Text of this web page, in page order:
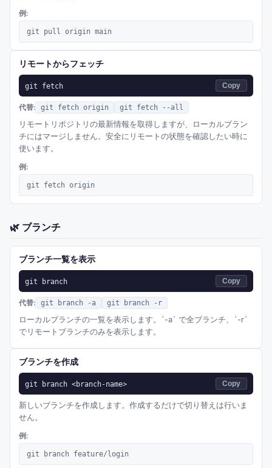
例:
git pull origin main
リモートからフェッチ
git fetch Copy
代替: git fetch origin git fetch --all
リモートリポジトリの最新情報を取得しますが、ローカルブラン
チにはマージしません。安全にリモートの状態を確認したい時に
使います。
例:
git fetch origin
🌿 ブランチ
ブランチ一覧を表示
git branch Copy
代替: git branch -a git branch -r
ローカルブランチの一覧を表示します。`-a` で全ブランチ、`-r`
でリモートブランチのみを表示します。
ブランチを作成
git branch <branch-name> Copy
新しいブランチを作成します。作成するだけで切り替えは行いま
せん。
例:
git branch feature/login